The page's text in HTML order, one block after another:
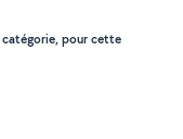
pour cette